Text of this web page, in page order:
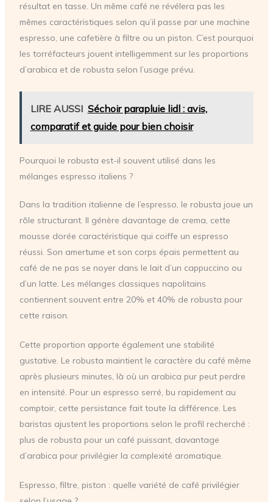
résultat en tasse. Un même café ne révélera pas les
mêmes caractéristiques selon qu’il passe par une machine
espresso, une cafetière à filtre ou un piston. C’est pourquoi
les torréfacteurs jouent intelligemment sur les proportions
d’arabica et de robusta selon l’usage prévu.
LIRE AUSSI Séchoir parapluie lidl : avis,
comparatif et guide pour bien choisir
Pourquoi le robusta est-il souvent utilisé dans les
mélanges espresso italiens ?
Dans la tradition italienne de l’espresso, le robusta joue un
rôle structurant. Il génère davantage de crema, cette
mousse dorée caractéristique qui coiffe un espresso
réussi. Son amertume et son corps épais permettent au
café de ne pas se noyer dans le lait d’un cappuccino ou
d’un latte. Les mélanges classiques napolitains
contiennent souvent entre 20% et 40% de robusta pour
cette raison.
Cette proportion apporte également une stabilité
gustative. Le robusta maintient le caractère du café même
après plusieurs minutes, là où un arabica pur peut perdre
en intensité. Pour un espresso serré, bu rapidement au
comptoir, cette persistance fait toute la différence. Les
baristas ajustent les proportions selon le profil recherché :
plus de robusta pour un café puissant, davantage
d’arabica pour privilégier la complexité aromatique.
Espresso, filtre, piston : quelle variété de café privilégier